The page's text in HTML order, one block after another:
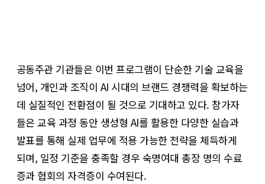
공동주관 기관들은 이번 프로그램이 단순한 기술 교육을
넘어, 개인과 조직이 AI 시대의 브랜드 경쟁력을 확보하는
데 실질적인 전환점이 될 것으로 기대하고 있다. 참가자
들은 교육 과정 동안 생성형 AI를 활용한 다양한 실습과
발표를 통해 실제 업무에 적용 가능한 전략을 체득하게
되며, 일정 기준을 충족할 경우 숙명여대 총장 명의 수료
증과 협회의 자격증이 수여된다.